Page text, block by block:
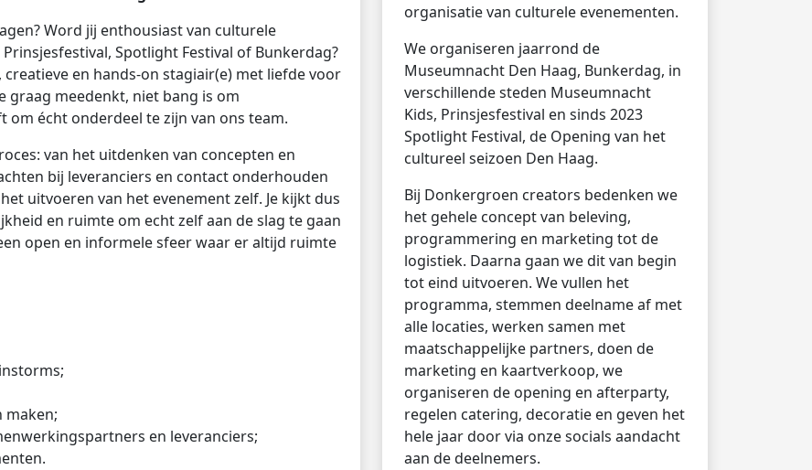
Word jij enthousiast van culturele
Spotlight Festival of Bunkerdag?
en hands-on stagiair(e) met liefde voor
graag meedenkt, niet bang is om
écht onderdeel te zijn van ons team.
van het uitdenken van concepten en
bij leveranciers en contact onderhouden
uitvoeren van het evenement zelf. Je kijkt dus
en ruimte om echt zelf aan de slag te gaan
open en informele sfeer waar er altijd ruimte
maken;
en leveranciers;
organisatie van culturele evenementen.
We organiseren jaarrond de
Museumnacht Den Haag, Bunkerdag, in
verschillende steden Museumnacht
Kids, Prinsjesfestival en sinds 2023
Spotlight Festival, de Opening van het
cultureel seizoen Den Haag.
Bij Donkergroen creators bedenken we
het gehele concept van beleving,
programmering en marketing tot de
logistiek. Daarna gaan we dit van begin
tot eind uitvoeren. We vullen het
programma, stemmen deelname af met
alle locaties, werken samen met
maatschappelijke partners, doen de
marketing en kaartverkoop, we
organiseren de opening en afterparty,
regelen catering, decoratie en geven het
hele jaar door via onze socials aandacht
aan de deelnemers.